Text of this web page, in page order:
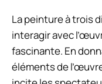
La peinture à trois
interagir avec
fascinante. En
éléments de